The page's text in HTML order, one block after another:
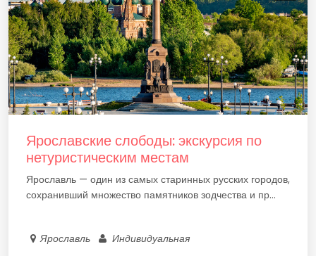
Ярославские слободы: экскурсия по
нетуристическим местам
Ярославль — один из самых старинных русских городов,
сохранивший множество памятников зодчества и пр...
Ярославль Индивидуальная